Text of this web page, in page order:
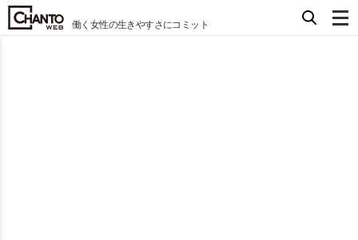
働く女性の生きやすさにコミット